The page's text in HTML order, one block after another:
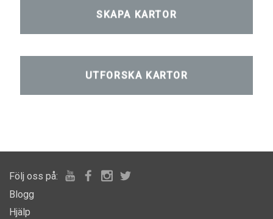
SKAPA KARTOR
UTFORSKA KARTOR
Följ oss på:
Blogg
Hjälp